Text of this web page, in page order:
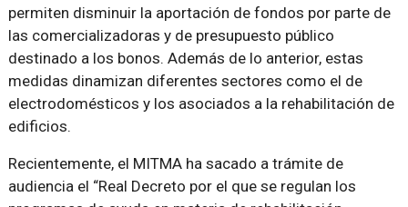
permiten disminuir la aportación de fondos por parte de
las comercializadoras y de presupuesto público
destinado a los bonos. Además de lo anterior, estas
medidas dinamizan diferentes sectores como el de
electrodomésticos y los asociados a la rehabilitación de
edificios.
Recientemente, el MITMA ha sacado a trámite de
audiencia el “Real Decreto por el que se regulan los